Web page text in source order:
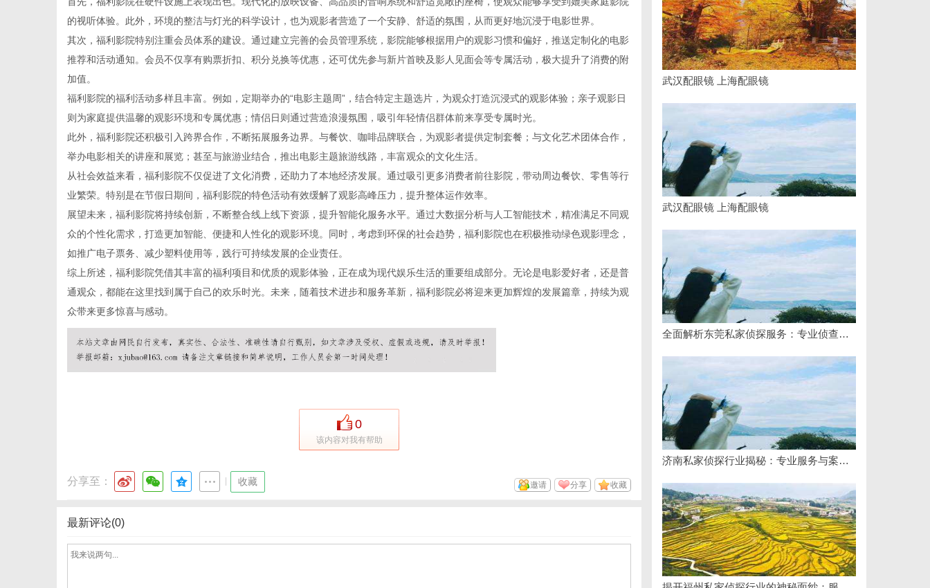
的视听体验。此外，环境的整洁与灯光的科学设计，也为观影者营造了一个安静、舒适的氛围，从而更好地沉浸于电影世界。
其次，福利影院特别注重会员体系的建设。通过建立完善的会员管理系统，影院能够根据用户的观影习惯和偏好，推送定制化的电影
推荐和活动通知。会员不仅享有购票折扣、积分兑换等优惠，还可优先参与新片首映及影人见面会等专属活动，极大提升了消费的附
加值。
福利影院的福利活动多样且丰富。例如，定期举办的“电影主题周”，结合特定主题选片，为观众打造沉浸式的观影体验；亲子观影日
则为家庭提供温馨的观影环境和专属优惠；情侣日则通过营造浪漫氛围，吸引年轻情侣群体前来享受专属时光。
此外，福利影院还积极引入跨界合作，不断拓展服务边界。与餐饮、咖啡品牌联合，为观影者提供定制套餐；与文化艺术团体合作，
举办电影相关的讲座和展览；甚至与旅游业结合，推出电影主题旅游线路，丰富观众的文化生活。
从社会效益来看，福利影院不仅促进了文化消费，还助力了本地经济发展。通过吸引更多消费者前往影院，带动周边餐饮、零售等行
业繁荣。特别是在节假日期间，福利影院的特色活动有效缓解了观影高峰压力，提升整体运作效率。
展望未来，福利影院将持续创新，不断整合线上线下资源，提升智能化服务水平。通过大数据分析与人工智能技术，精准满足不同观
众的个性化需求，打造更加智能、便捷和人性化的观影环境。同时，考虑到环保的社会趋势，福利影院也在积极推动绿色观影理念，
如推广电子票务、减少塑料使用等，践行可持续发展的企业责任。
综上所述，福利影院凭借其丰富的福利项目和优质的观影体验，正在成为现代娱乐生活的重要组成部分。无论是电影爱好者，还是普
通观众，都能在这里找到属于自己的欢乐时光。未来，随着技术进步和服务革新，福利影院必将迎来更加辉煌的发展篇章，持续为观
众带来更多惊喜与感动。
0
该内容对我有帮助
分享至： 收藏 收藏
分享
邀请
最新评论(0)
武汉配眼镜 上海配眼镜
武汉配眼镜 上海配眼镜
全面解析东莞私家侦探服务：专业侦查助您解决各种疑难问题
济南私家侦探行业揭秘：专业服务与案件解析全方位指南